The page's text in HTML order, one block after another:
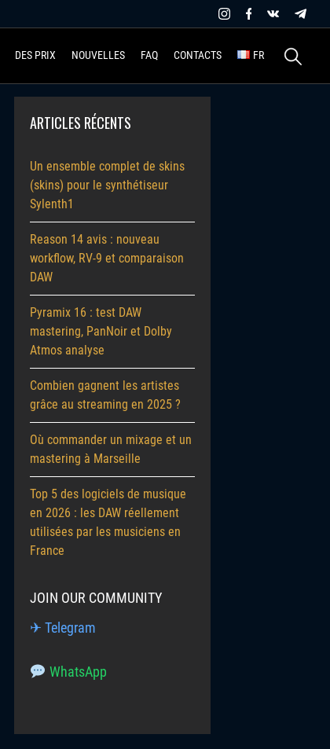
DES PRIX NOUVELLES FAQ CONTACTS FR
ARTICLES RÉCENTS
Un ensemble complet de skins
(skins) pour le synthétiseur
Sylenth1
Reason 14 avis : nouveau
workflow, RV-9 et comparaison
DAW
Pyramix 16 : test DAW
mastering, PanNoir et Dolby
Atmos analyse
Combien gagnent les artistes
grâce au streaming en 2025 ?
Où commander un mixage et un
mastering à Marseille
Top 5 des logiciels de musique
en 2026 : les DAW réellement
utilisées par les musiciens en
France
JOIN OUR COMMUNITY
✈ Telegram
WhatsApp